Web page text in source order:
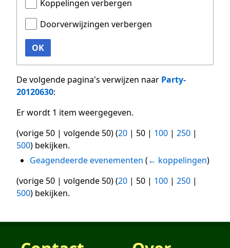
Koppelingen verbergen
Doorverwijzingen verbergen
OK
De volgende pagina's verwijzen naar Party-
20120630:
Er wordt 1 item weergegeven.
(vorige 50 | volgende 50) (20 | 50 | 100 | 250 |
500) bekijken.
Geagendeerde evenementen (← koppelingen)
(vorige 50 | volgende 50) (20 | 50 | 100 | 250 |
500) bekijken.